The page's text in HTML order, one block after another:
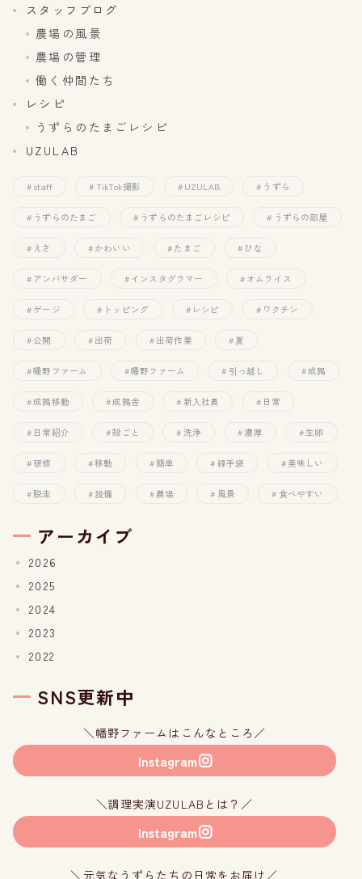
スタッフブログ
農場の風景
農場の管理
働く仲間たち
レシピ
うずらのたまごレシピ
UZULAB
staff TikTok撮影 UZULAB うずら
うずらのたまご うずらのたまごレシピ うずらの部屋
えさ かわいい たまご ひな
アンバサダー インスタグラマー オムライス
ゲージ トッピング レシピ ワクチン
公開 出荷 出荷作業 夏
幡野ファーム 幡野ファーム 引っ越し 成鶉
成鶉移動 成鶉舎 新入社員 日常
日常紹介 殻ごと 洗浄 濃厚 生卵
研修 移動 簡単 緑手袋 美味しい
脱走 設備 農場 風景 食べやすい
アーカイブ
2026
2025
2024
2023
2022
SNS更新中
＼幡野ファームはこんなところ／
Instagram
＼調理実演UZULABとは？／
Instagram
＼元気なうずらたちの日常をお届け／